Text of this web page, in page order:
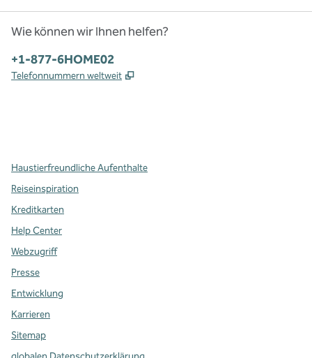
Wie können wir Ihnen helfen?
Telefon:
+1-877-6HOME02
Telefonnummern weltweit ,
Haustierfreundliche Aufenthalte
Reiseinspiration
Kreditkarten
Help Center
Webzugriff
Presse
Entwicklung
Karrieren
Sitemap